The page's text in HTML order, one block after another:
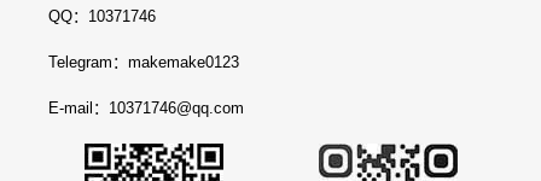
QQ：10371746
Telegram：makemake0123
E-mail：10371746@qq.com